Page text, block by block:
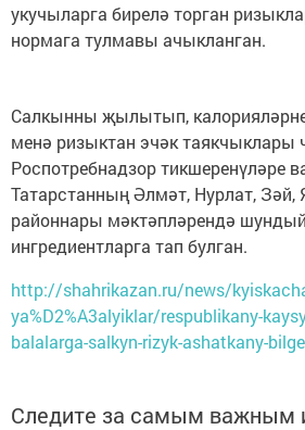
укучыларга бирелә торган
нормага тулмавы ачыкланган.
Салкынны җылытып,
менә ризыктан эчәк таякчыклары
Роспотребнадзор тикшеренүләре
Татарстанның Әлмәт, Нурлат,
районнары мәктәпләрендә
ингредиентларга тап булган.
http://shahrikazan.ru/news/
ya%D2%A3alyiklar/respublikany-
balalarga-salkyn-rizyk-ashatkany-
Следите за самым важным